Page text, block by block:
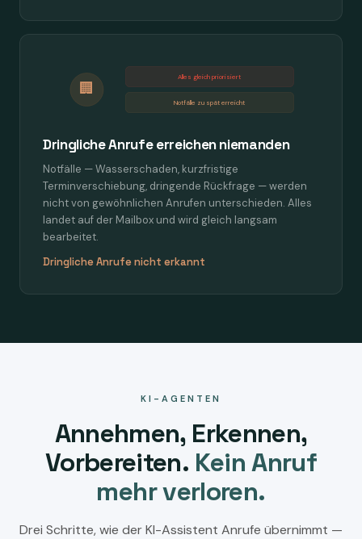
🏢
Alles gleich priorisiert
Notfälle zu spät erreicht
Dringliche Anrufe erreichen niemanden
Notfälle — Wasserschaden, kurzfristige
Terminverschiebung, dringende Rückfrage — werden
nicht von gewöhnlichen Anrufen unterschieden. Alles
landet auf der Mailbox und wird gleich langsam
bearbeitet.
Dringliche Anrufe nicht erkannt
KI-AGENTEN
Annehmen, Erkennen,
Vorbereiten. Kein Anruf
mehr verloren.
Drei Schritte, wie der KI-Assistent Anrufe übernimmt —